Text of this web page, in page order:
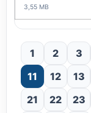
3,55 MB
1 2 3
11
12 13
21
22 23